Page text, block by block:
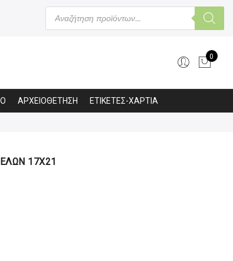
Products
search
0
ΑΡΧΕΙΟΘΕΤΗΣΗ ΕΤΙΚΕΤΕΣ-ΧΑΡΤΙΑ
17Χ21